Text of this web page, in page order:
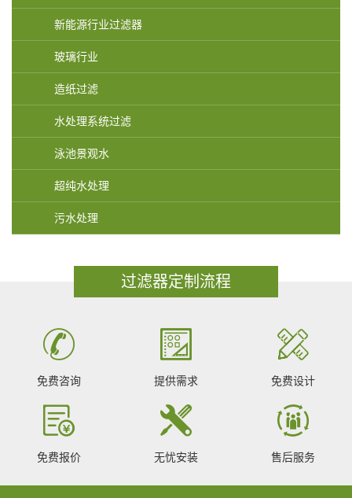
新能源行业过滤器
玻璃行业
造纸过滤
水处理系统过滤
泳池景观水
超纯水处理
污水处理
过滤器定制流程
免费咨询 提供需求 免费设计
免费报价 无忧安装 售后服务